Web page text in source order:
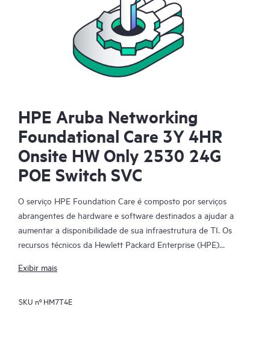
HPE Aruba Networking
Foundational Care 3Y 4HR
Onsite HW Only 2530 24G
POE Switch SVC
O serviço HPE Foundation Care é composto por serviços
abrangentes de hardware e software destinados a ajudar a
aumentar a disponibilidade de sua infraestrutura de TI. Os
recursos técnicos da Hewlett Packard Enterprise (HPE)
ajudá-lo a resolver problemas de hardware e software com
Exibir mais
SKU nº HM7T4E